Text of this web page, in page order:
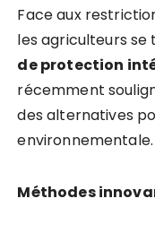
Face aux
les agriculteurs se
de protection
récemment
des alternatives
environnementale.
Méthodes